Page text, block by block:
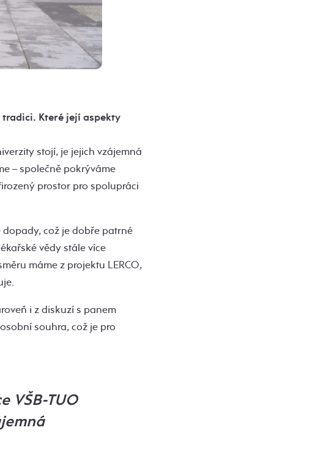
tradici. Které její aspekty
stojí, je jejich vzájemná
– společně pokrýváme
prostor pro spolupráci
což je dobře patrné
vědy stále více
máme z projektu LERCO,
i z diskuzí s panem
souhra, což je pro
VŠB-TUO